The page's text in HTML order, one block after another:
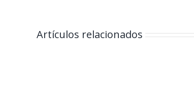
Artículos relacionados